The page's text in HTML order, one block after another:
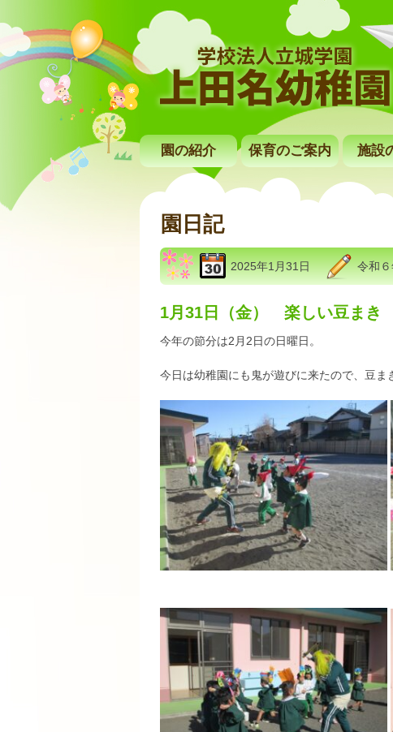
園の紹介 保育のご案内 施設
園日記
2025年1月31日 令和
1月31日（金） 楽しい豆まき
今年の節分は2月2日の日曜日。
今日は幼稚園にも鬼が遊びに来たので、豆ま